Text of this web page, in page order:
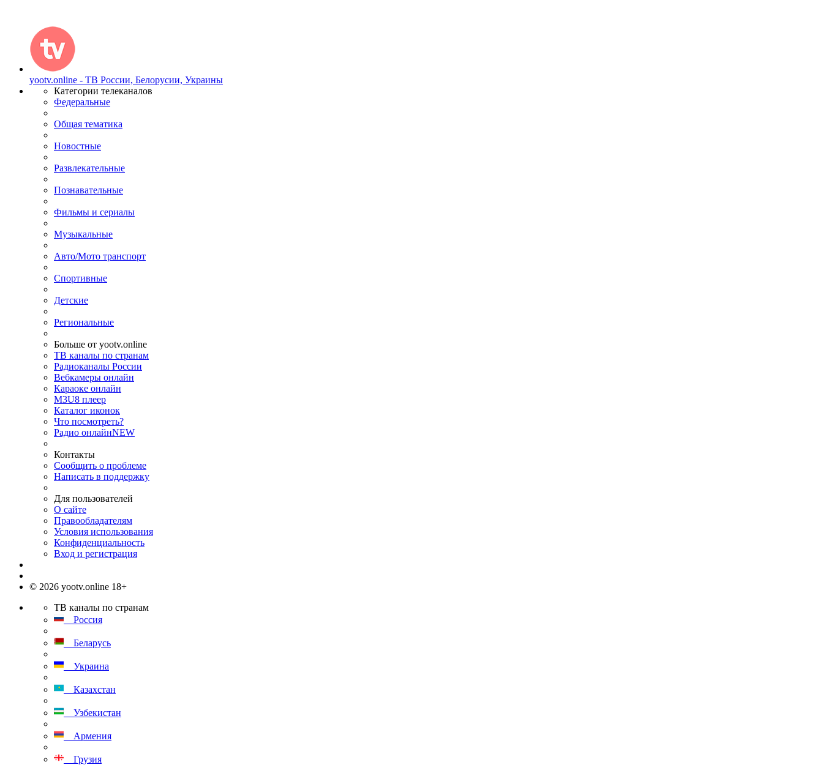
yootv.online - ТВ России, Белорусии, Украины
Категории телеканалов
Федеральные
Общая тематика
Новостные
Развлекательные
Познавательные
Фильмы и сериалы
Музыкальные
Авто/Мото транспорт
Спортивные
Детские
Региональные
Больше от yootv.online
ТВ каналы по странам
Радиоканалы России
Вебкамеры онлайн
Караоке онлайн
M3U8 плеер
Каталог иконок
Что посмотреть?
Радио онлайнNEW
Контакты
Сообщить о проблеме
Написать в поддержку
Для пользователей
О сайте
Правообладателям
Условия использования
Конфиденциальность
Вход и регистрация
© 2026 yootv.online 18+
ТВ каналы по странам
Россия
Беларусь
Украина
Казахстан
Узбекистан
Армения
Грузия